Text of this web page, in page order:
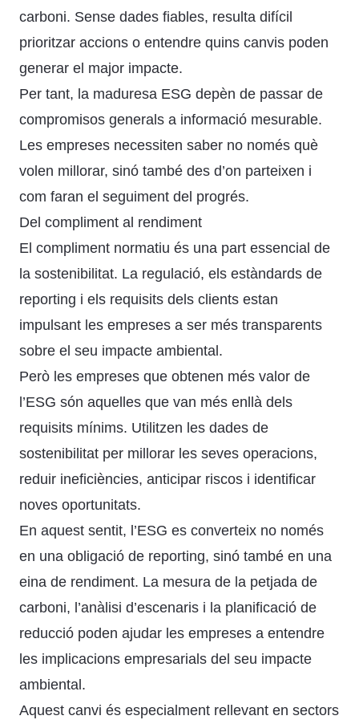
carboni. Sense dades fiables, resulta difícil
prioritzar accions o entendre quins canvis poden
generar el major impacte.
Per tant, la maduresa ESG depèn de passar de
compromisos generals a informació mesurable.
Les empreses necessiten saber no només què
volen millorar, sinó també des d’on parteixen i
com faran el seguiment del progrés.
Del compliment al rendiment
El compliment normatiu és una part essencial de
la sostenibilitat. La regulació, els estàndards de
reporting i els requisits dels clients estan
impulsant les empreses a ser més transparents
sobre el seu impacte ambiental.
Però les empreses que obtenen més valor de
l’ESG són aquelles que van més enllà dels
requisits mínims. Utilitzen les dades de
sostenibilitat per millorar les seves operacions,
reduir ineficiències, anticipar riscos i identificar
noves oportunitats.
En aquest sentit, l’ESG es converteix no només
en una obligació de reporting, sinó també en una
eina de rendiment. La mesura de la petjada de
carboni, l’anàlisi d’escenaris i la planificació de
reducció poden ajudar les empreses a entendre
les implicacions empresarials del seu impacte
ambiental.
Aquest canvi és especialment rellevant en sectors